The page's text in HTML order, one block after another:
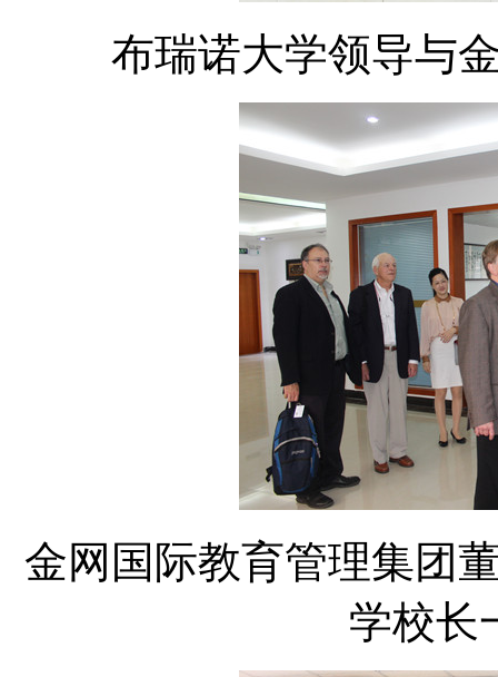
布瑞诺大学领导与
金网国际教育管理集团
学校长